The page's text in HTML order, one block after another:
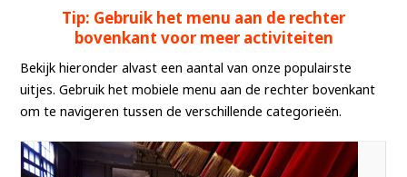
Tip: Gebruik het menu aan de rechter
bovenkant voor meer activiteiten
Bekijk hieronder alvast een aantal van onze populairste
uitjes. Gebruik het mobiele menu aan de rechter bovenkant
om te navigeren tussen de verschillende categorieën.